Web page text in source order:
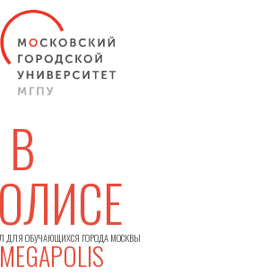
ОБУЧАЮЩИХСЯ ГОРОДА МОСКВЫ